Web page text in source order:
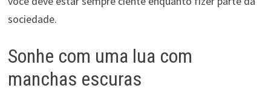
sociedade.
Sonhe com uma lua com
manchas escuras